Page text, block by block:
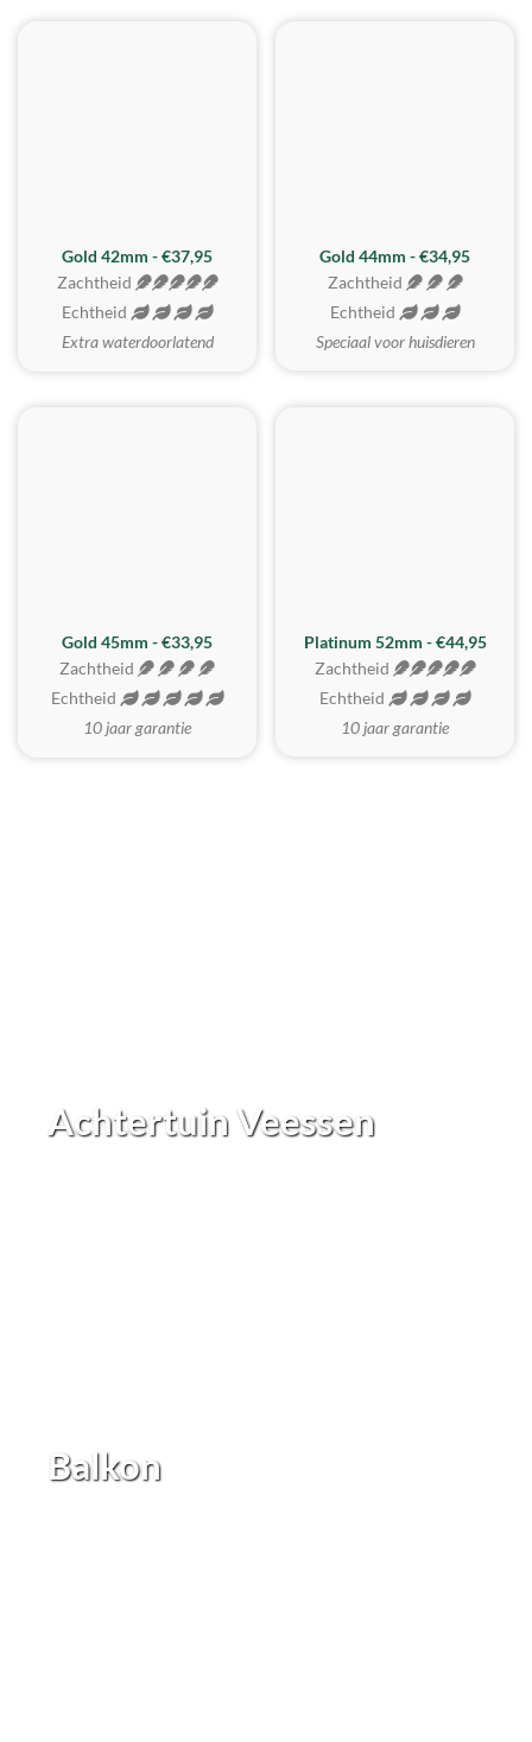
ZACHTSTE
Gold 42mm - €37,95
Zachtheid
Echtheid
Extra waterdoorlatend
Gold 44mm - €34,95
Zachtheid
Echtheid
Speciaal voor huisdieren
REALISTISCH
Gold 45mm - €33,95
Zachtheid
Echtheid
10 jaar garantie
ZACHTSTE
Platinum 52mm - €44,95
Zachtheid
Echtheid
10 jaar garantie
Achtertuin Veessen
Balkon